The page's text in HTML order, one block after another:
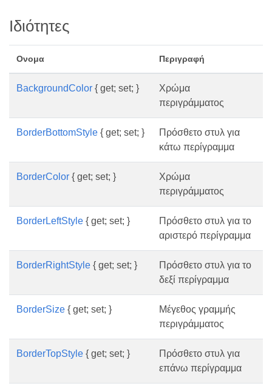
Ιδιότητες
Ονομα Περιγραφή
BackgroundColor { get; set; }
Χρώμα
περιγράμματος
BorderBottomStyle { get; set; }
Πρόσθετο στυλ για
κάτω περίγραμμα
BorderColor { get; set; }
Χρώμα
περιγράμματος
BorderLeftStyle { get; set; }
Πρόσθετο στυλ για το
αριστερό περίγραμμα
BorderRightStyle { get; set; }
Πρόσθετο στυλ για το
δεξί περίγραμμα
BorderSize { get; set; }
Μέγεθος γραμμής
περιγράμματος
BorderTopStyle { get; set; }
Πρόσθετο στυλ για
επάνω περίγραμμα